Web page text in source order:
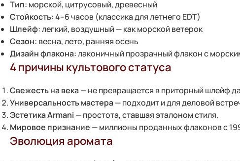
Тип: морской, цитрусовый, древесный
Стойкость:4–6 часов (классика для летнего EDT)
Шлейф:легкий, воздушный — как морской ветерок
Сезон: весна, лето, ранняя осень
Дизайн флакона:лаконичный прозрачный флакон с
4 причины культового статуса
Свежесть на века— не превращается в приторный шлейф
Универсальность мастера— подходит и для деловой
Эстетика Armani — простота, ставшая эталоном стиля.
Мировое признание — миллионы проданных флаконов с
Эволюция аромата